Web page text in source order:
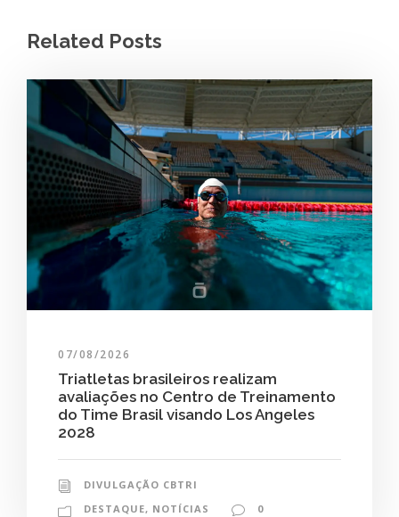
Related Posts
07/08/2026
Triatletas brasileiros realizam
avaliações no Centro de Treinamento
do Time Brasil visando Los Angeles
2028
DIVULGAÇÃO CBTRI
DESTAQUE, NOTÍCIAS 0